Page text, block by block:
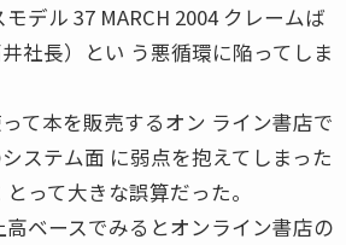
モデル 37 MARCH 2004 クレームば
社長）とい う悪循環に陥ってしま
て本を販売するオン ライン書店で
ステム面 に弱点を抱えてしまった
って大きな誤算だった。
ベースでみるとオンライン書店の